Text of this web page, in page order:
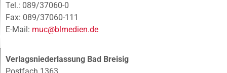
Tel.: 089/37060-0
Fax: 089/37060-111
E-Mail: muc@blmedien.de
Verlagsniederlassung Bad Breisig
Postfach 1363